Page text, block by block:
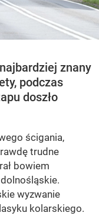
znany
podczas
doszło
ścigania,
trudne
bowiem
wyzwanie
kolarskiego.